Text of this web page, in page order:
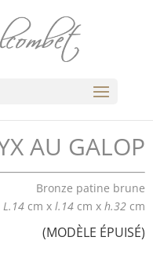
AU GALOP
Bronze patine brune
L.14 cm x l.14 cm x h.32 cm
(MODÈLE ÉPUISÉ)